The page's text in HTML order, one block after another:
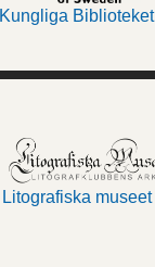
Kungliga Biblioteket
Litografiska museet